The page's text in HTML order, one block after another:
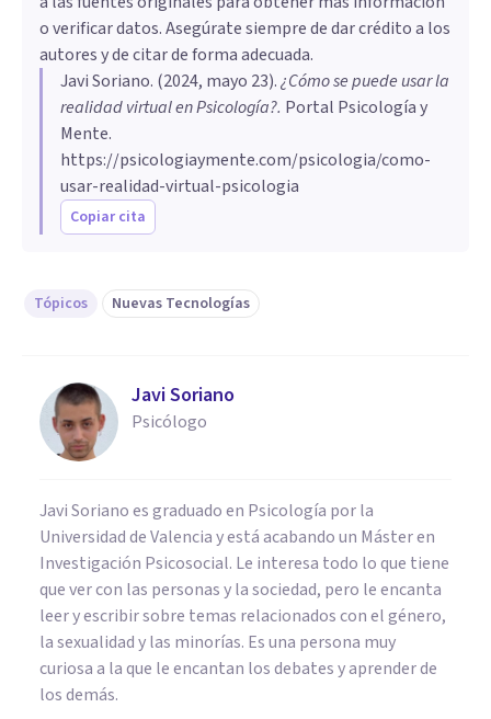
o verificar datos. Asegúrate siempre de dar crédito a los
autores y de citar de forma adecuada.
Javi Soriano. (2024, mayo 23).¿Cómo se puede usar la
realidad virtual en Psicología?. Portal Psicología y
Mente.
https://psicologiaymente.com/psicologia/como-
usar-realidad-virtual-psicologia
Copiar cita
Tópicos Nuevas Tecnologías
Javi Soriano
Psicólogo
Javi Soriano es graduado en Psicología por la
Universidad de Valencia y está acabando un Máster en
Investigación Psicosocial. Le interesa todo lo que tiene
que ver con las personas y la sociedad, pero le encanta
leer y escribir sobre temas relacionados con el género,
la sexualidad y las minorías. Es una persona muy
curiosa a la que le encantan los debates y aprender de
los demás.